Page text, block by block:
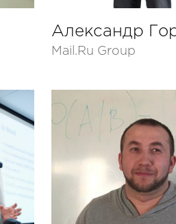
Александр
Mail.Ru Group